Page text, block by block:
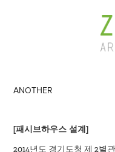
ANOTHER
[패시브하우스 설계]
2014년도 경기도청 제 2별